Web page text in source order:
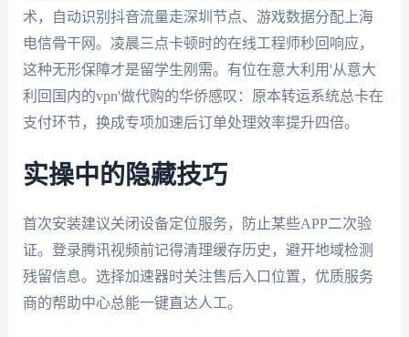
术，自动识别抖音流量走深圳节点、游戏数据分配上海
电信骨干网。凌晨三点卡顿时的在线工程师秒回响应，
这种无形保障才是留学生刚需。有位在意大利用'从意大
利回国内的vpn'做代购的华侨感叹：原本转运系统总卡在
支付环节，换成专项加速后订单处理效率提升四倍。
实操中的隐藏技巧
首次安装建议关闭设备定位服务，防止某些APP二次验
证。登录腾讯视频前记得清理缓存历史，避开地域检测
残留信息。选择加速器时关注售后入口位置，优质服务
商的帮助中心总能一键直达人工。